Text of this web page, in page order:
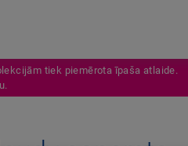
tiek piemērota īpaša atlaide.